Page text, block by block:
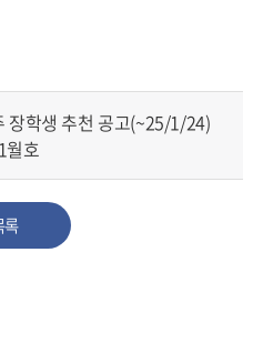
장학생 추천 공고(~25/1/24)
월호
록